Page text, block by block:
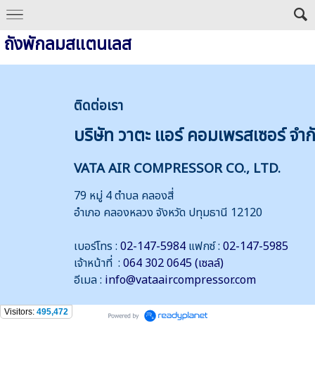
ถังพักลมสแตนเลส
ติดต่อเรา
บริษัท วาตะ แอร์ คอมเพรสเซอร์ จำ
VATA AIR COMPRESSOR CO., LTD.
79 หมู่ 4 ตำบล คลองสี่
อำเภอ คลองหลวง จังหวัด ปทุมธานี 12120
เบอร์โทร : 02-147-5984 แฟกซ์ : 02-147-5985
เจ้าหน้าที่ : 064 302 0645 (เซลล์)
อีเมล : info@vataaircompressor.com
Visitors: 495,472